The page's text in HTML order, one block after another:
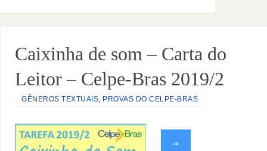
Caixinha de som – Carta do
Leitor – Celpe-Bras 2019/2
GÊNEROS TEXTUAIS, PROVAS DO CELPE-BRAS
⇒